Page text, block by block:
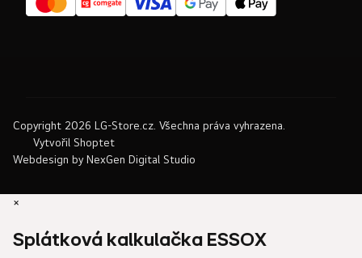
Webdesign by NexGen Digital Studio
Vytvořil Shoptet
Copyright 2026 LG-Store.cz . Všechna práva vyhrazena.
×
Splátková kalkulačka ESSOX